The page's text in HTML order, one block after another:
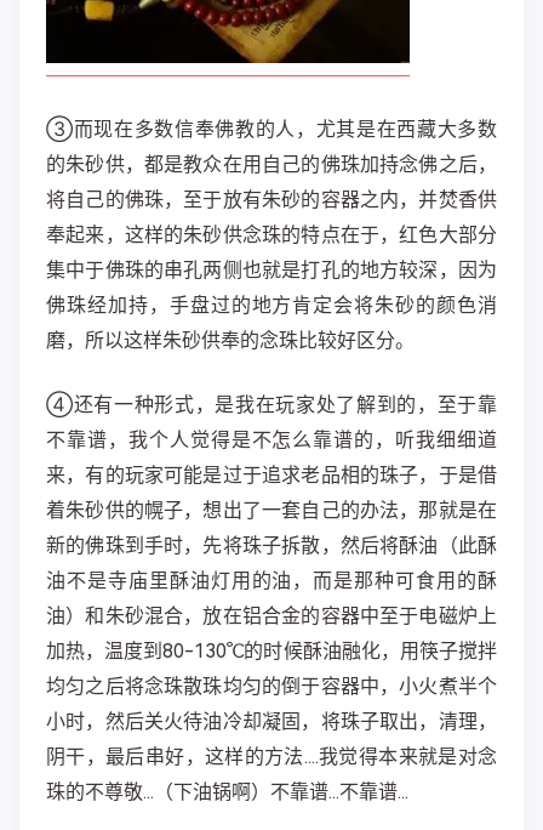
③而现在多数信奉佛教的人，尤其是在西藏大多数
的朱砂供，都是教众在用自己的佛珠加持念佛之后，
将自己的佛珠，至于放有朱砂的容器之内，并焚香供
奉起来，这样的朱砂供念珠的特点在于，红色大部分
集中于佛珠的串孔两侧也就是打孔的地方较深，因为
佛珠经加持，手盘过的地方肯定会将朱砂的颜色消
磨，所以这样朱砂供奉的念珠比较好区分。
④还有一种形式，是我在玩家处了解到的，至于靠
不靠谱，我个人觉得是不怎么靠谱的，听我细细道
来，有的玩家可能是过于追求老品相的珠子，于是借
着朱砂供的幌子，想出了一套自己的办法，那就是在
新的佛珠到手时，先将珠子拆散，然后将酥油（此酥
油不是寺庙里酥油灯用的油，而是那种可食用的酥
油）和朱砂混合，放在铝合金的容器中至于电磁炉上
加热，温度到80-130℃的时候酥油融化，用筷子搅拌
均匀之后将念珠散珠均匀的倒于容器中，小火煮半个
小时，然后关火待油冷却凝固，将珠子取出，清理，
阴干，最后串好，这样的方法....我觉得本来就是对念
珠的不尊敬...（下油锅啊）不靠谱...不靠谱...